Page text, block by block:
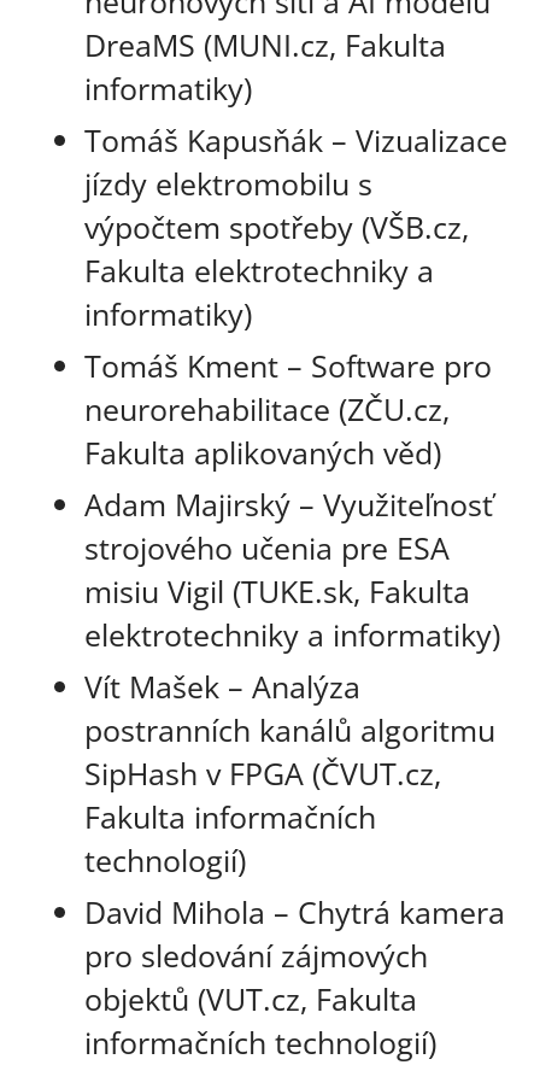
DreaMS (MUNI.cz, Fakulta
informatiky)
Tomáš Kapusňák – Vizualizace
jízdy elektromobilu s
výpočtem spotřeby (VŠB.cz,
Fakulta elektrotechniky a
informatiky)
Tomáš Kment – Software pro
neurorehabilitace (ZČU.cz,
Fakulta aplikovaných věd)
Adam Majirský – Využiteľnosť
strojového učenia pre ESA
misiu Vigil (TUKE.sk, Fakulta
elektrotechniky a informatiky)
Vít Mašek – Analýza
postranních kanálů algoritmu
SipHash v FPGA (ČVUT.cz,
Fakulta informačních
technologií)
David Mihola – Chytrá kamera
pro sledování zájmových
objektů (VUT.cz, Fakulta
informačních technologií)